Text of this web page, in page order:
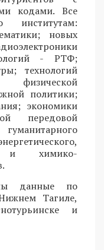
кодами. Все
новых
- РТФ;
технологий
физической
политики;
экономики
передовой
и химико-
данные по
Тагиле,
и